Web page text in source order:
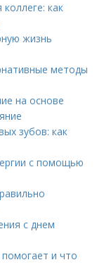
как
жизнь
методы
на основе
зубов: как
с помощью
с днем
и что